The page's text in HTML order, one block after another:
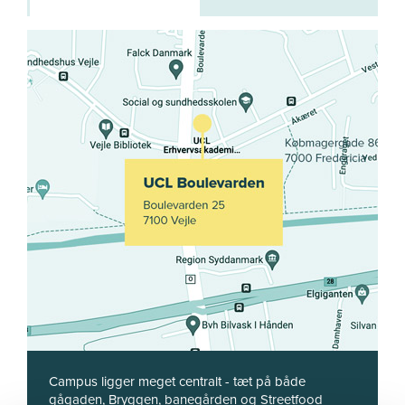
Campus ligger meget centralt - tæt på både
gågaden, Bryggen, banegården og Streetfood